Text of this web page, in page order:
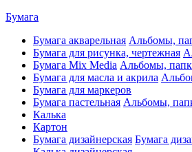
Бумага
Бумага акварельная Альбомы,
Бумага для рисунка, чертежная
Бумага Mix Media Альбомы,
Бумага для масла и акрила
Бумага для маркеров
Бумага пастельная Альбомы,
Калька
Картон
Бумага дизайнерская Бумага